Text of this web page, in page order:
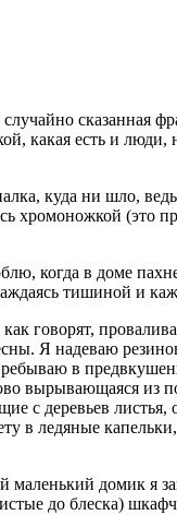
сказанная
какая есть и
куда ни шло,
хромоножкой (это
в доме
тишиной и
говорят,
Я надеваю
в
вырывающаяся
с деревьев
в ледяные
домик я
до блеска)